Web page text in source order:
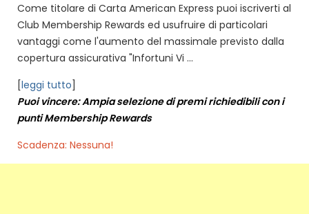
Come titolare di Carta American Express puoi iscriverti al
Club Membership Rewards ed usufruire di particolari
vantaggi come l'aumento del massimale previsto dalla
copertura assicurativa "Infortuni Vi ...
[leggi tutto]
Puoi vincere: Ampia selezione di premi richiedibili con i
punti Membership Rewards
Scadenza: Nessuna!